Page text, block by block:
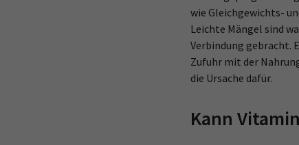
wie Gleichgewichts-
Leichte Mängel sind
Verbindung gebracht.
Zufuhr mit der
die Ursache dafür.
Kann